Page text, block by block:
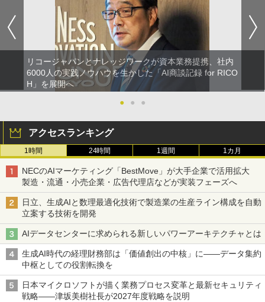
リコージャパンとナレッジワークが資本業務提携、社内
6000人の実践ノウハウを生かした「AI商談記録 for RICO
H」を展開へ
●
● ●
アクセスランキング
1時間 24時間 1週間 1カ月
NECのAIマーケティング「BestMove」が大手企業で活用拡大
製造・流通・小売企業・広告代理店などが実装フェーズへ
日立、生成AIと数理最適化技術で製造業の生産ライン構成を自動
立案する技術を開発
AIデータセンターに求められる新しいパワーアーキテクチャとは
生成AI時代の経理財務部は「価値創出の中核」に――データ集約
中枢としての役割転換を
日本マイクロソフトが描く業務プロセス変革と最新セキュリティ
戦略――津坂美樹社長が2027年度戦略を説明